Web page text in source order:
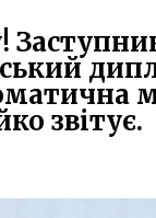
звітує.